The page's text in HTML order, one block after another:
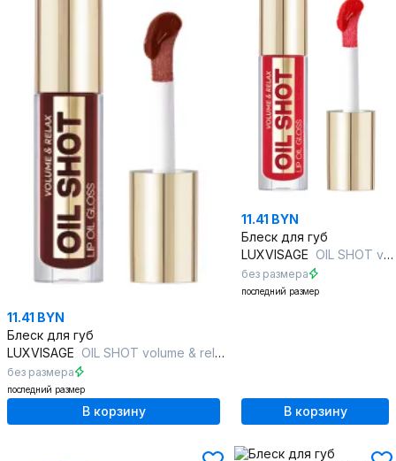
11.41 BYN
Блеск для губ
LUXVISAGE OIL SHOT volume & relax, 305
без размера
последний размер
В корзину
11.41 BYN
Блеск для губ
LUXVISAGE OIL SHOT volume & relax, 302
без размера
последний размер
В корзину